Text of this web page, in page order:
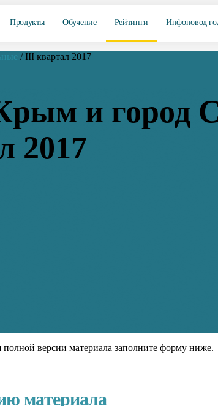
Продукты Обучение Рейтинги Инфоповод
/ III квартал 2017
и город
2017
версии материала заполните форму ниже.
материала